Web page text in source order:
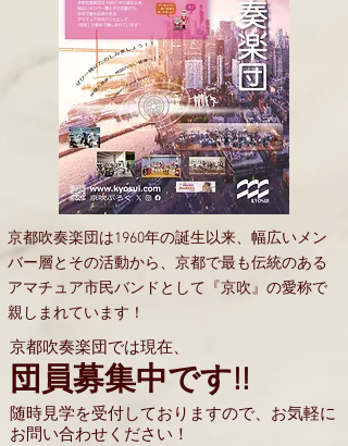
京都吹奏楽団は1960年の誕生以来、幅広いメン
バー層とその活動から、京都で最も伝統のある
アマチュア市民バンドとして『京吹』の愛称で
親しまれています！
京都吹奏楽団では現在、
団員募集中です!!
随時見学を受付しておりますので、お気軽に
お問い合わせください！